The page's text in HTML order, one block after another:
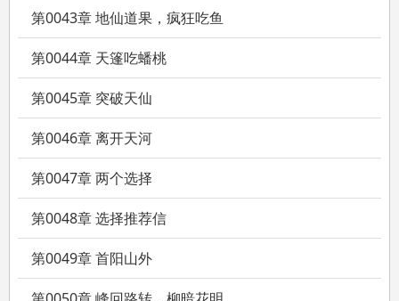
第0043章 地仙道果，疯狂吃鱼
第0044章 天篷吃蟠桃
第0045章 突破天仙
第0046章 离开天河
第0047章 两个选择
第0048章 选择推荐信
第0049章 首阳山外